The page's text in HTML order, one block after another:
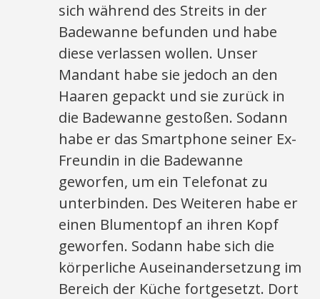
sich während des Streits in der
Badewanne befunden und habe
diese verlassen wollen. Unser
Mandant habe sie jedoch an den
Haaren gepackt und sie zurück in
die Badewanne gestoßen. Sodann
habe er das Smartphone seiner Ex-
Freundin in die Badewanne
geworfen, um ein Telefonat zu
unterbinden. Des Weiteren habe er
einen Blumentopf an ihren Kopf
geworfen. Sodann habe sich die
körperliche Auseinandersetzung im
Bereich der Küche fortgesetzt. Dort